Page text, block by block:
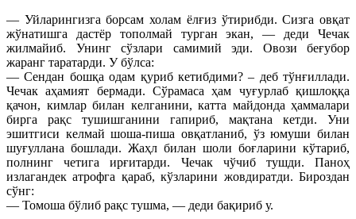
— Уйларингизга борсам холам ёлғиз ўтирибди. Сизга овқат
жўнатишга дастёр тополмай турган экан, — деди Чечак
жилмайиб. Унинг сўзлари самимий эди. Овози беғубор
жаранг таратарди. У бўлса:
— Сендан бошқа одам қуриб кетибдими? – деб тўнғиллади.
Чечак аҳамият бермади. Сўрамаса ҳам чуғурлаб қишлоққа
қачон, кимлар билан келганини, катта майдонда ҳаммалари
бирга рақс тушишганини гапириб, мақтана кетди. Уни
эшитгиси келмай шоша-пиша овқатланиб, ўз юмуши билан
шуғуллана бошлади. Жаҳл билан шоли боғларини кўтариб,
полнинг четига ирғитарди. Чечак чўчиб тушди. Паноҳ
излагандек атрофга қараб, кўзларини жовдиратди. Бироздан
сўнг:
— Томоша бўлиб рақс тушма, — деди бақириб у.